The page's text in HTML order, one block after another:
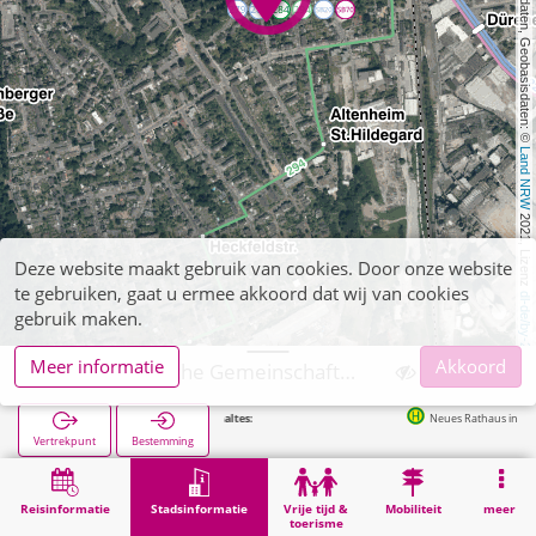
, Kartendaten, Geobasisdaten: ©
Land NRW
2021, Lizenz
dl-de/by-2-0
Reisinformatie Stadsinformatie
Vrije tijd &
toerisme
Mobiliteit meer
Vertrekpunt Bestemming
Neues Rathaus in 225m
Stadsinformatie Opleiding Jülich, Städtische Gemeinschaftsschule Süd
Deze website maakt gebruik van cookies. Door onze website
te gebruiken, gaat u ermee akkoord dat wij van cookies
gebruik maken.
Meer informatie
Akkoord